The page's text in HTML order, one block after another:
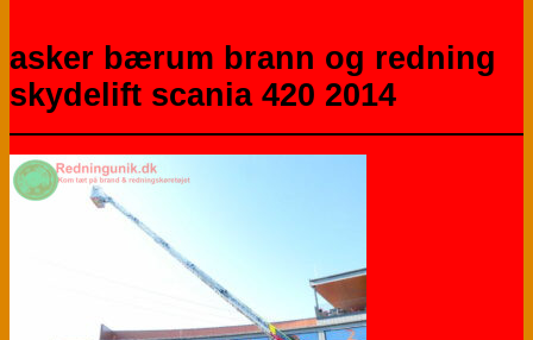
asker bærum brann og redning
skydelift scania 420 2014